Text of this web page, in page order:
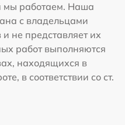
мы работаем. Наша
с владельцами
не представляет их
работ выполняются
находящихся в
в соответствии со ст.